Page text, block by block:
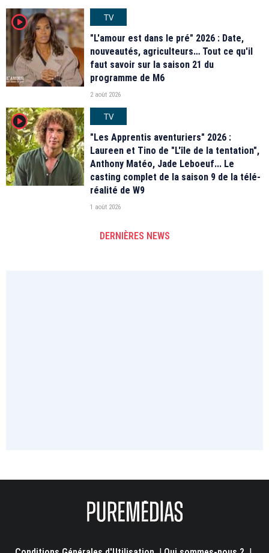
player2
TV
"L'amour est dans le pré" 2026 : Date,
nouveautés, agriculteurs… Tout ce qu'il
faut savoir sur la saison 21 du
programme de M6
2 août 2026
player2
TV
"Les Apprentis aventuriers" 2026 :
Laureen et Tino de "L'île de la tentation",
Anthony Matéo, Jade Leboeuf... Le
casting complet de la saison 9 de la télé-
réalité de W9
1 août 2026
DERNIÈRES NEWS